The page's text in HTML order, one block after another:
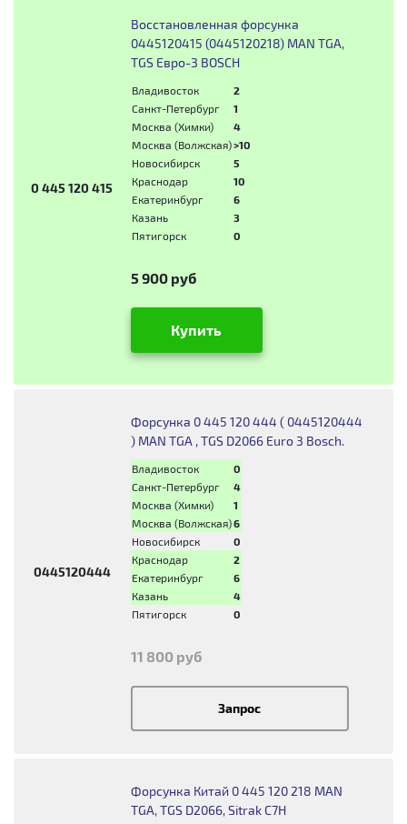
0 445 120 415
Восстановленная форсунка
0445120415 (0445120218) MAN TGA,
TGS Евро-3 BOSCH
Владивосток
2
Санкт-Петербург
1
Москва (Химки)
4
Москва (Волжская)>10
Новосибирск
5
Краснодар
10
Екатеринбург
6
Казань
3
Пятигорск
0
5 900 руб
Купить
0445120444
Форсунка 0 445 120 444 ( 0445120444
) MAN TGA , TGS D2066 Euro 3 Bosch.
Владивосток
0
Санкт-Петербург
4
Москва (Химки)
1
Москва (Волжская)6
Новосибирск
0
Краснодар
2
Екатеринбург
6
Казань
4
Пятигорск
0
11 800 руб
Запрос
Форсунка Китай 0 445 120 218 MAN
TGA, TGS D2066, Sitrak C7H